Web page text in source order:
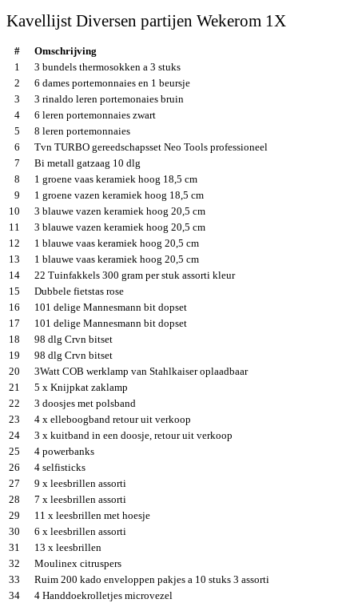
Kavellijst Diversen partijen Wekerom 1X
#
Omschrijving
1
3 bundels thermosokken a 3 stuks
2
6 dames portemonnaies en 1 beursje
3
3 rinaldo leren portemonaies bruin
4
6 leren portemonnaies zwart
5
8 leren portemonnaies
6
Tvn TURBO gereedschapsset Neo Tools professioneel
7
Bi metall gatzaag 10 dlg
8
1 groene vaas keramiek hoog 18,5 cm
9
1 groene vazen keramiek hoog 18,5 cm
10
3 blauwe vazen keramiek hoog 20,5 cm
11
3 blauwe vazen keramiek hoog 20,5 cm
12
1 blauwe vaas keramiek hoog 20,5 cm
13
1 blauwe vaas keramiek hoog 20,5 cm
14
22 Tuinfakkels 300 gram per stuk assorti kleur
15
Dubbele fietstas rose
16
101 delige Mannesmann bit dopset
17
101 delige Mannesmann bit dopset
18
98 dlg Crvn bitset
19
98 dlg Crvn bitset
20
3Watt COB werklamp van Stahlkaiser oplaadbaar
21
5 x Knijpkat zaklamp
22
3 doosjes met polsband
23
4 x elleboogband retour uit verkoop
24
3 x kuitband in een doosje, retour uit verkoop
25
4 powerbanks
26
4 selfisticks
27
9 x leesbrillen assorti
28
7 x leesbrillen assorti
29
11 x leesbrillen met hoesje
30
6 x leesbrillen assorti
31
13 x leesbrillen
32
Moulinex citruspers
33
Ruim 200 kado enveloppen pakjes a 10 stuks 3 assorti
34
4 Handdoekrolletjes microvezel